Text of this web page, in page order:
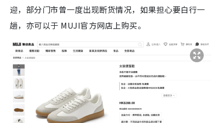
迎，部分门市曾一度出现断货情况，如果担心要白行一
趟，亦可以于 MUJI官方网店上购买。